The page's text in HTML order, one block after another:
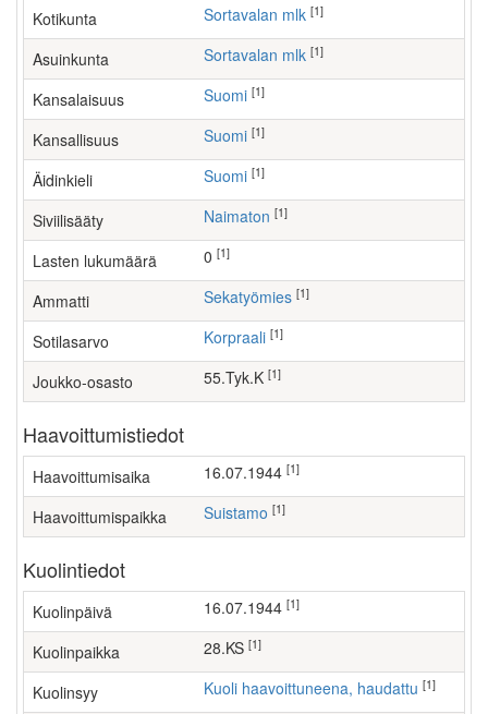
Kotikunta Sortavalan mlk [1]
Asuinkunta Sortavalan mlk [1]
Kansalaisuus Suomi [1]
Kansallisuus Suomi [1]
Äidinkieli Suomi [1]
Siviilisääty Naimaton [1]
Lasten lukumäärä [1]
Ammatti sekatyömies [1]
Sotilasarvo Korpraali [1]
Joukko-osasto 55.Tyk.K [1]
Haavoittumistiedot
Haavoittumisaika 16.07.1944 [1]
Haavoittumispaikka Suistamo [1]
Kuolintiedot
Kuolinpäivä 16.07.1944 [1]
Kuolinpaikka 28.KS [1]
Kuolinsyy Kuoli haavoittuneena, haudattu [1]